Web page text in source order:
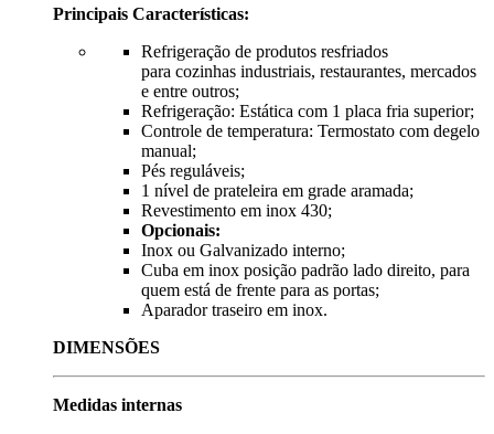
Principais Características:
Refrigeração de produtos resfriados
para cozinhas industriais, restaurantes, mercados
e entre outros;
Refrigeração: Estática com 1 placa fria superior;
Controle de temperatura: Termostato com degelo
manual;
Pés reguláveis;
1 nível de prateleira em grade aramada;
Revestimento em inox 430;
Opcionais:
Inox ou Galvanizado interno;
Cuba em inox posição padrão lado direito, para
quem está de frente para as portas;
Aparador traseiro em inox.
DIMENSÕES
Medidas internas